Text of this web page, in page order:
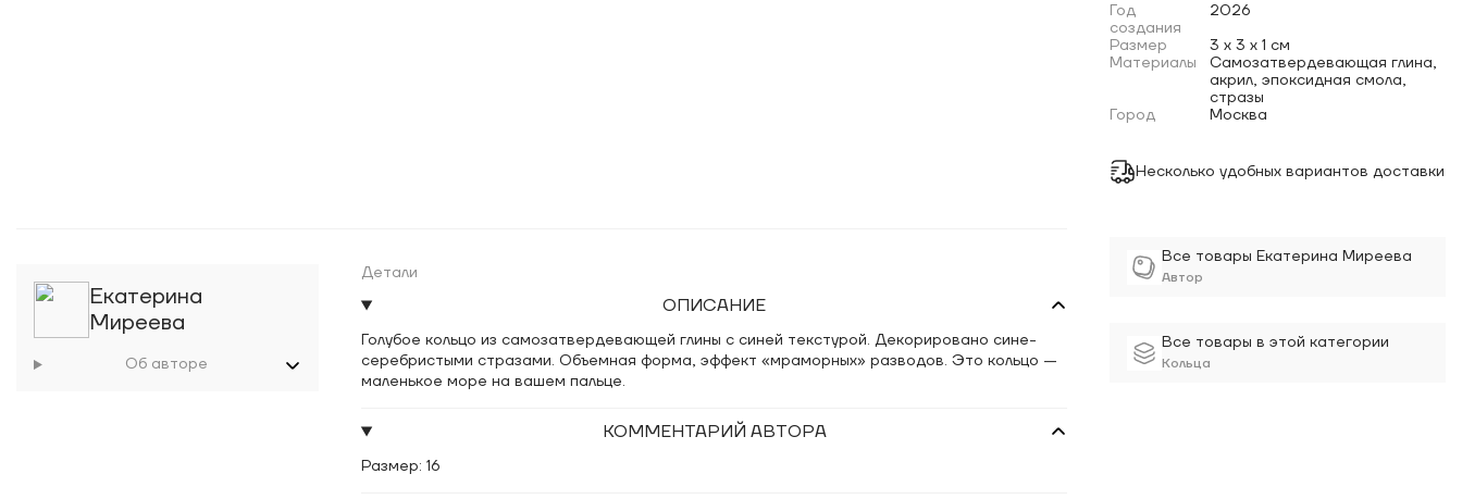
Год
создания
2026
Размер
3 x 3 x 1 см
Материалы
Самозатвердевающая глина,
акрил, эпоксидная смола,
стразы
Город
Москва
Несколько удобных вариантов доставки
Все товары Екатерина Миреева
Автор
Все товары в этой категории
Кольца
Екатерина
Миреева
Об авторе
Детали
ОПИСАНИЕ
Голубое кольцо из самозатвердевающей глины с синей текстурой. Декорировано сине-
серебристыми стразами. Объемная форма, эффект «мраморных» разводов. Это кольцо —
маленькое море на вашем пальце.
КОММЕНТАРИЙ АВТОРА
Размер: 16